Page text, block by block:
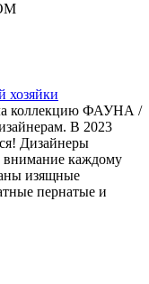
хозяйки
коллекцию ФАУНА /
В 2023
Дизайнеры
каждому
изящные
пернатые и